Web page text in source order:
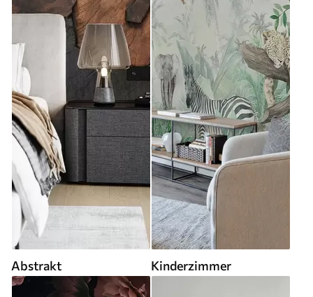
Abstrakt Kinderzimmer